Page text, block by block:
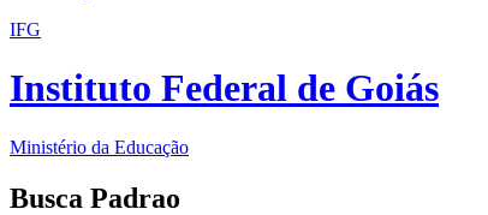
IFG
Instituto Federal de Goiás
Ministério da Educação
Busca Padrao